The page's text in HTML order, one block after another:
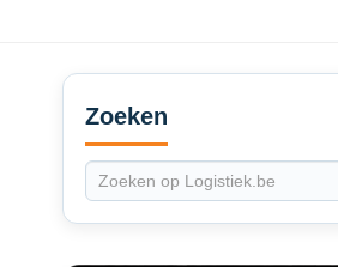
Secondary
Sidebar
Zoeken